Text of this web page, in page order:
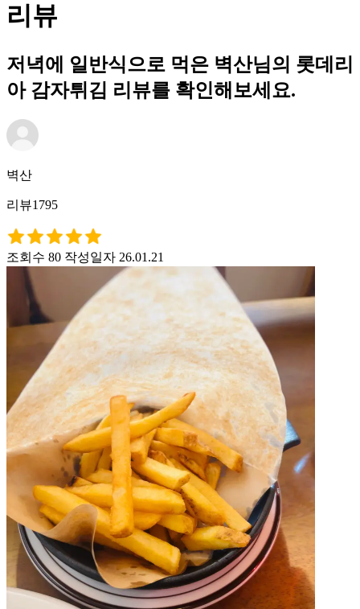
리뷰
저녁에 일반식으로 먹은 벽산님의 롯데리
아 감자튀김 리뷰를 확인해보세요.
벽산
리뷰1795
조회수 80 작성일자 26.01.21